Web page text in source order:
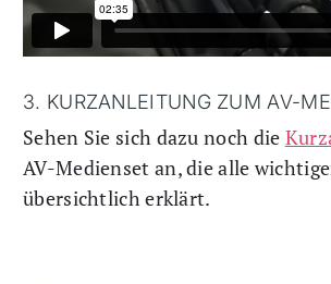
3. KURZANLEITUNG ZUM AV-
Sehen Sie sich dazu noch die
AV-Medienset an, die alle
übersichtlich erklärt.